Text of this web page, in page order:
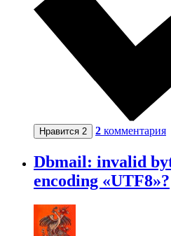
Нравится 2 2 комментария
Dbmail: invalid
encoding «UTF8»?